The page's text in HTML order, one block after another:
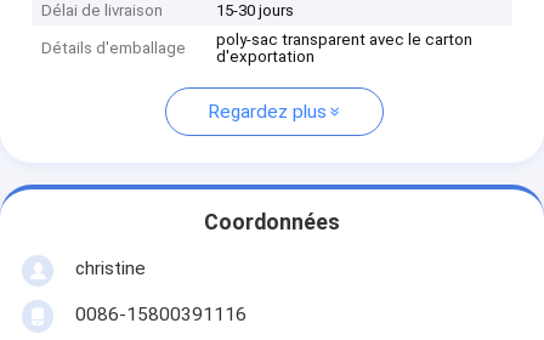
Délai de livraison 15-30 jours
Détails d'emballage
poly-sac transparent avec le carton
d'exportation
Regardez plus
Coordonnées
christine
0086-15800391116